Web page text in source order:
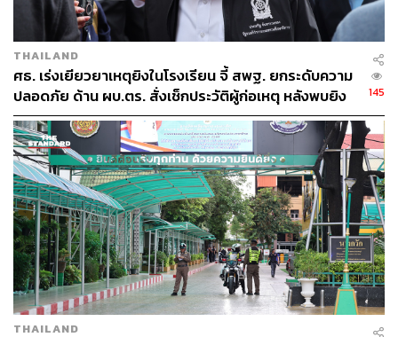
ABOUT THE AUTHOR
THE STANDARD TEAM
กองบรรณาธิการ THE STANDARD
THAILAND
ศธ. เร่งเยียวยาเหตุยิงในโรงเรียน จี้ สพฐ. ยกระดับความ
ปลอดภัย ด้าน ผบ.ตร. สั่งเช็กประวัติผู้ก่อเหตุ หลังพบยิง
จุดตายแม่นยำ
145
THAILAND